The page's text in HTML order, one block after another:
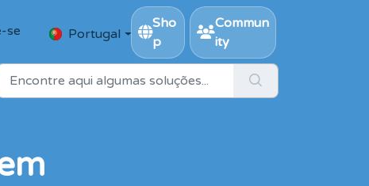
se Portugal
Sho
p
Commun
ity